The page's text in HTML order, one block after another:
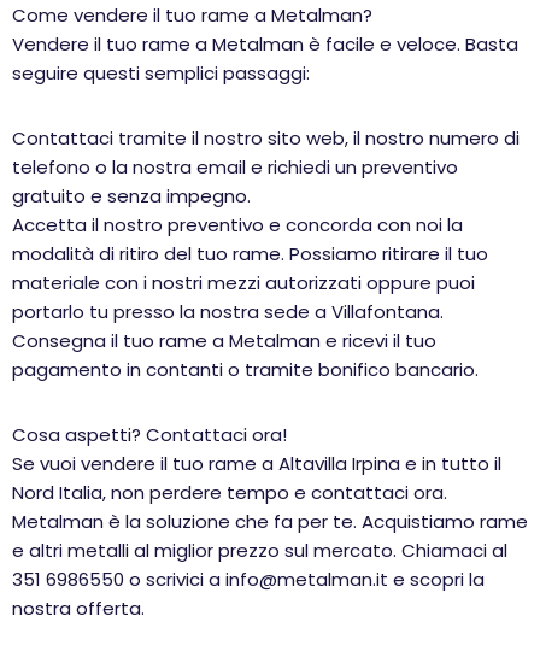
Come vendere il tuo rame a Metalman?
Vendere il tuo rame a Metalman è facile e veloce. Basta
seguire questi semplici passaggi:
Contattaci tramite il nostro sito web, il nostro numero di
telefono o la nostra email e richiedi un preventivo
gratuito e senza impegno.
Accetta il nostro preventivo e concorda con noi la
modalità di ritiro del tuo rame. Possiamo ritirare il tuo
materiale con i nostri mezzi autorizzati oppure puoi
portarlo tu presso la nostra sede a Villafontana.
Consegna il tuo rame a Metalman e ricevi il tuo
pagamento in contanti o tramite bonifico bancario.
Cosa aspetti? Contattaci ora!
Se vuoi vendere il tuo rame a Altavilla Irpina e in tutto il
Nord Italia, non perdere tempo e contattaci ora.
Metalman è la soluzione che fa per te. Acquistiamo rame
e altri metalli al miglior prezzo sul mercato. Chiamaci al
351 6986550 o scrivici a info@metalman.it e scopri la
nostra offerta.